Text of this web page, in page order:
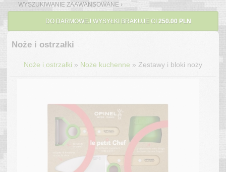
WYSZUKIWANIE ZAAWANSOWANE ›
DO DARMOWEJ WYSYŁKI BRAKUJE CI 250.00 PLN
Noże i ostrzałki
Noże i ostrzałki » Noże kuchenne » Zestawy i bloki noży